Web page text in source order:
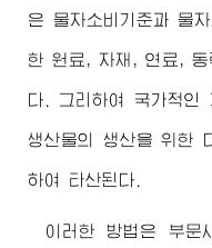
은 물자소비기준과 물
한 원료, 자재, 연료,
다. 그리하여 국가적인
생산물의 생산을 위한
하여 타산된다.
이러한 방법은 부문